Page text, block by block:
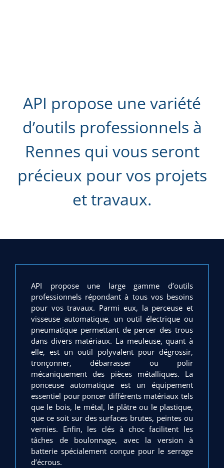
API propose une variété
d’outils professionnels à
Rennes qui vous seront
précieux pour vos projets
et travaux.
API propose une large gamme d’outils
professionnels répondant à tous vos besoins
pour vos travaux. Parmi eux, la perceuse et
visseuse automatique, un outil électrique ou
pneumatique permettant de percer des trous
dans divers matériaux. La meuleuse, quant à
elle, est un outil polyvalent pour dégrossir,
tronçonner, débarrasser ou polir
mécaniquement des pièces métalliques. La
ponceuse automatique est un équipement
essentiel pour poncer différents matériaux tels
que le bois, le métal, le plâtre ou le plastique,
que ce soit sur des surfaces brutes, peintes ou
vernies. Enfin, les clés à choc facilitent les
tâches de boulonnage, avec la version à
batterie spécialement conçue pour le serrage
d’écrous.